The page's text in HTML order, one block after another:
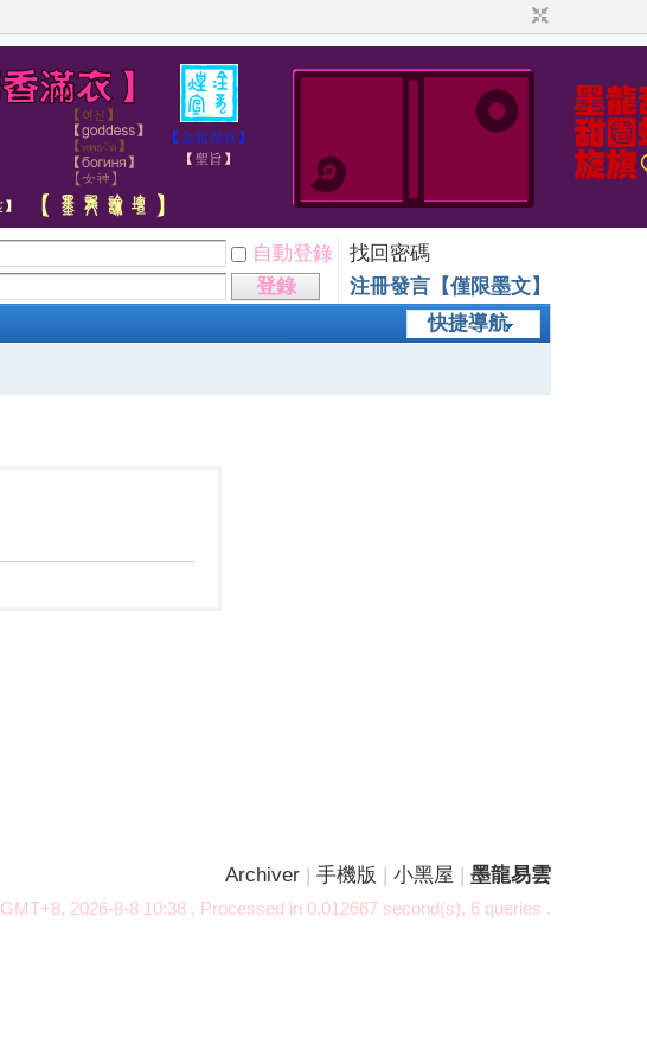
自動登錄
找回密碼
登錄
注冊發言【僅限墨文】
快捷導航
Archiver | 手機版 | 小黑屋 | 墨龍易雲
GMT+8, 2026-8-8 10:38 , Processed in 0.012667 second(s), 6 queries .